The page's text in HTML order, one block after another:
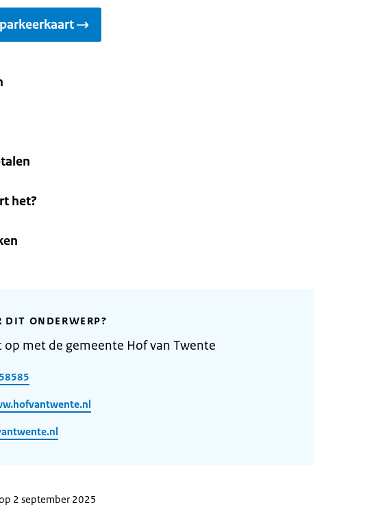
het?
DIT ONDERWERP?
op met de gemeente Hof van Twente
2 september 2025